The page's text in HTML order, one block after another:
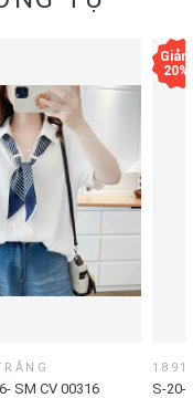
SM CV 00316
S-